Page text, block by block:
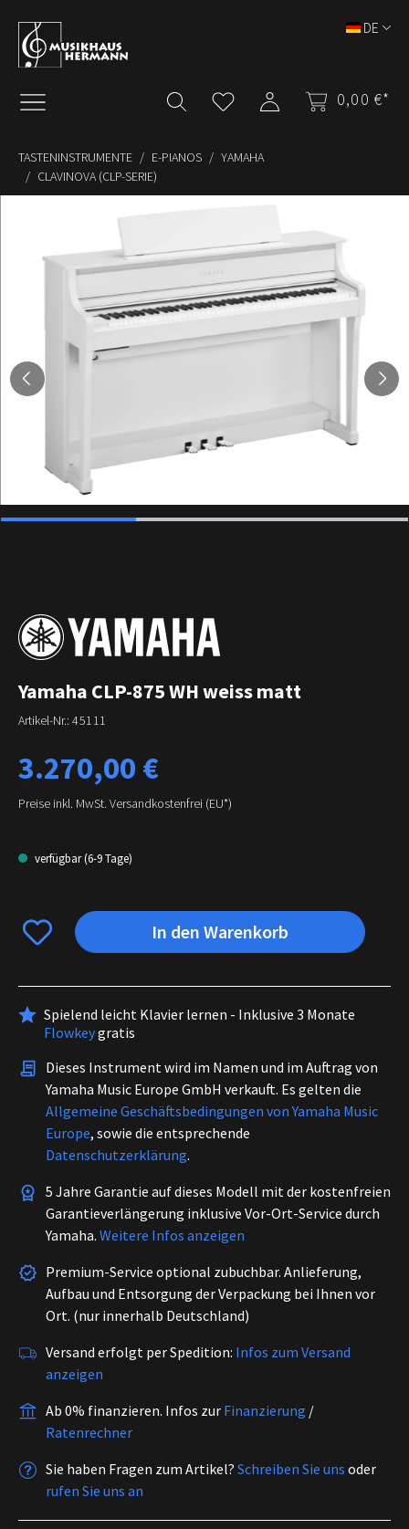
Zum Hauptinhalt springen
0,00 €*
DE
TASTENINSTRUMENTE E-PIANOS
YAMAHA
CLAVINOVA (CLP-SERIE)
Yamaha CLP-875 WH weiss matt
Artikel-Nr.: 45111
Regulärer Preis:
3.270,00 €
Preise inkl. MwSt. Versandkostenfrei (EU*)
verfügbar (6-9 Tage)
In den Warenkorb
Spielend leicht Klavier lernen - Inklusive 3 Monate
Flowkeygratis
Dieses Instrument wird im Namen und im Auftrag von
Yamaha Music Europe GmbH verkauft. Es gelten die
Allgemeine Geschäftsbedingungen von Yamaha Music
Europe, sowie die entsprechende
Datenschutzerklärung.
5 Jahre Garantie auf dieses Modell mit der kostenfreien
Garantieverlängerung inklusive Vor-Ort-Service durch
Yamaha. Weitere Infos anzeigen
Premium-Service optional zubuchbar. Anlieferung,
Aufbau und Entsorgung der Verpackung bei Ihnen vor
Ort. (nur innerhalb Deutschland)
Versand erfolgt per Spedition: Infos zum Versand
anzeigen
Ab 0% finanzieren. Infos zur Finanzierung /
Ratenrechner
Sie haben Fragen zum Artikel? Schreiben Sie uns oder
rufen Sie uns an